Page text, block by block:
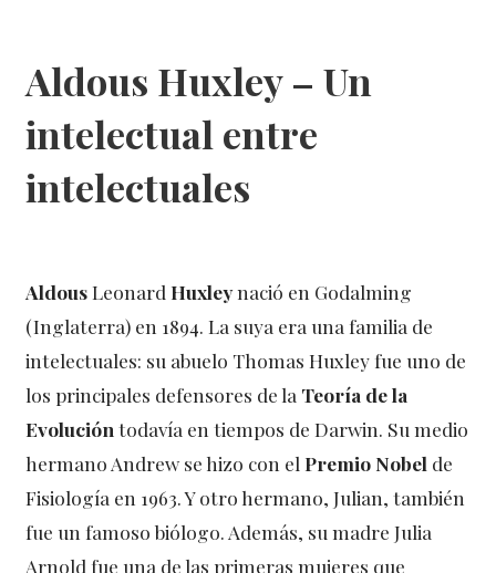
Aldous Huxley – Un
intelectual entre
intelectuales
AldousLeonard Huxleynació en Godalming
(Inglaterra) en 1894. La suya era una familia de
intelectuales: su abuelo Thomas Huxley fue uno de
los principales defensores de la Teoría de la
Evolución todavía en tiempos de Darwin. Su medio
hermano Andrew se hizo con el Premio Nobel de
Fisiología en 1963. Y otro hermano, Julian, también
fue un famoso biólogo. Además, su madre Julia
Arnold fue una de las primeras mujeres que